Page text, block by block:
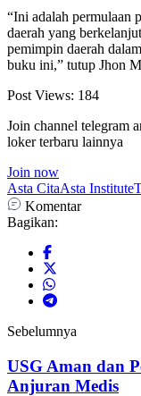
“Ini adalah permulaan
daerah yang
pemimpin daerah
buku ini,” tutup Jhon
Post Views: 184
Join channel telegram
loker terbaru lainnya
Join now
Asta CitaAsta Institute
Komentar
Bagikan:
Sebelumnya
USG Aman dan
Anjuran Medis